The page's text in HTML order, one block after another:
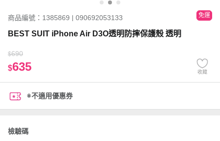
商品編號：1385869 | 090692053133 免運
BEST SUIT iPhone Air D3O透明防摔保護殼 透明
$690
$635 收藏
※不適用優惠券
檢驗碼